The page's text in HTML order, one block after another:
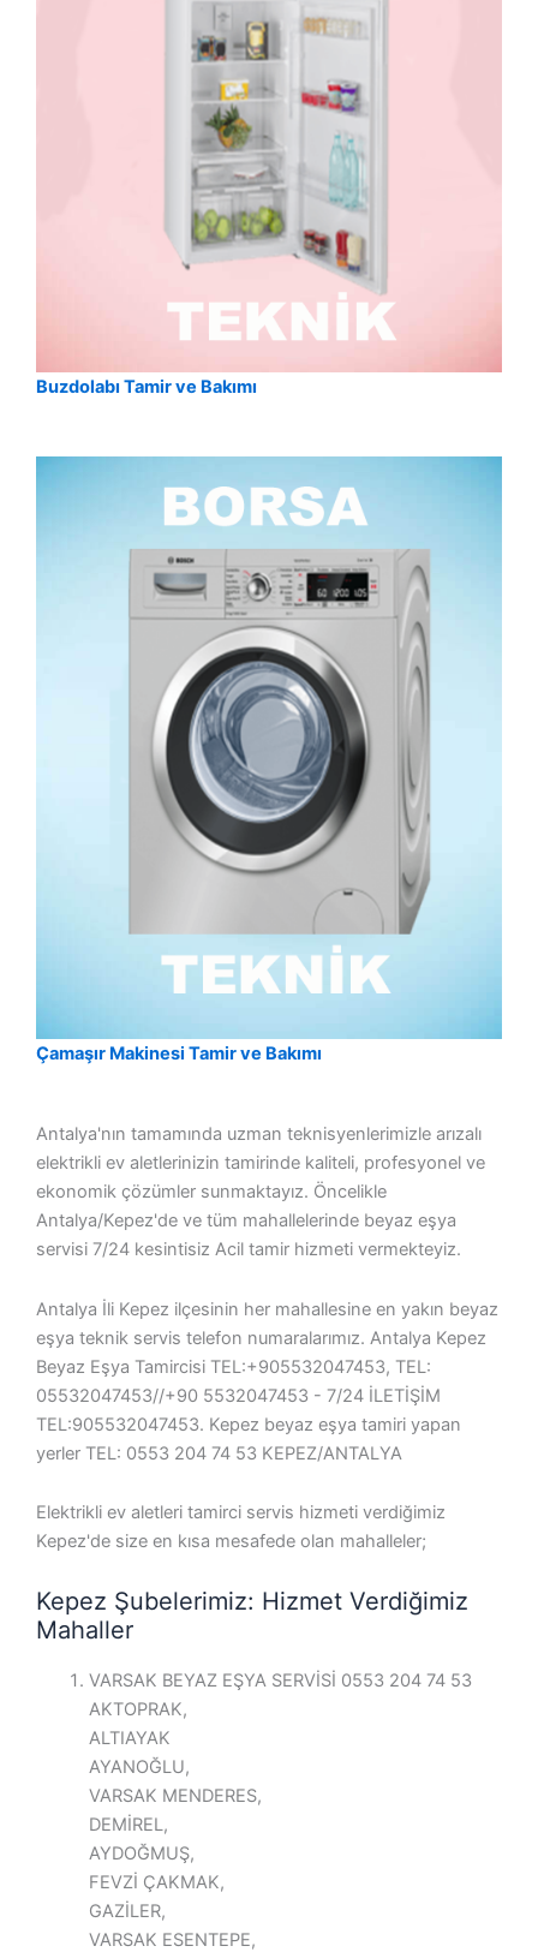
Buzdolabı Tamir ve Bakımı
Çamaşır Makinesi Tamir ve Bakımı
Antalya'nın tamamında uzman teknisyenlerimizle arızalı
elektrikli ev aletlerinizin tamirinde kaliteli, profesyonel ve
ekonomik çözümler sunmaktayız. Öncelikle
Antalya/Kepez'de ve tüm mahallelerinde beyaz eşya
servisi 7/24 kesintisiz Acil tamir hizmeti vermekteyiz.
Antalya İli Kepez ilçesinin her mahallesine en yakın beyaz
eşya teknik servis telefon numaralarımız. Antalya Kepez
Beyaz Eşya Tamircisi TEL:+905532047453, TEL:
05532047453//+90 5532047453 ­- 7/24 İLETİŞİM
TEL:905532047453. Kepez beyaz eşya tamiri yapan
yerler TEL: 0553 204 74 53 KEPEZ/ANTALYA
Elektrikli ev aletleri tamirci servis hizmeti verdiğimiz
Kepez'de size en kısa mesafede olan mahalleler;
Kepez Şubelerimiz: Hizmet Verdiğimiz
Mahaller
VARSAK BEYAZ EŞYA SERVİSİ 0553 204 74 53
AKTOPRAK,
ALTIAYAK
AYANOĞLU,
VARSAK MENDERES,
DEMİREL,
AYDOĞMUŞ,
FEVZİ ÇAKMAK,
GAZİLER,
VARSAK ESENTEPE,